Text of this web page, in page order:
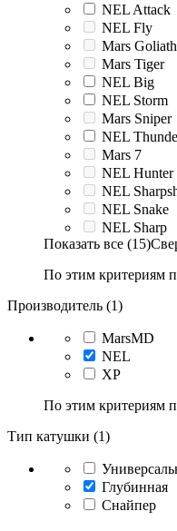
NEL Attack
NEL Fly
Mars Goliath
Mars Tiger
NEL Big
NEL Storm
Mars Sniper
NEL
Mars 7
NEL Hunter
NEL
NEL Snake
NEL Sharp
Показать все (15)
По этим критериям
Производитель (1)
MarsMD
NEL
XP
По этим критериям
Тип катушки (1)
Глубинная
Снайпер